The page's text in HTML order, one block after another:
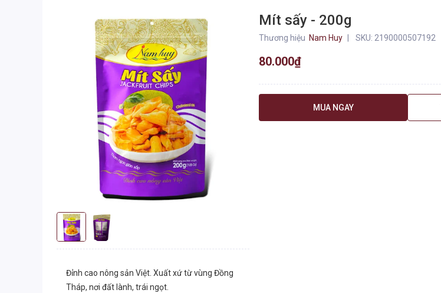
Đỉnh cao nông sản Việt. Xuất xứ từ vùng Đồng
Tháp, nơi đất lành, trái ngọt.
Mít sấy - 200g
Thương hiệu Nam Huy SKU: 2190000507192
80.000₫
MUA NGAY